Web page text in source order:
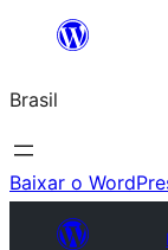
o
conteúdo
Brasil
Baixar o